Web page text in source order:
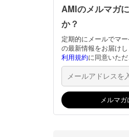
AMIのメルマガ
か？
定期的にメールでマ
の最新情報をお届けし
利用規約に同意いただ